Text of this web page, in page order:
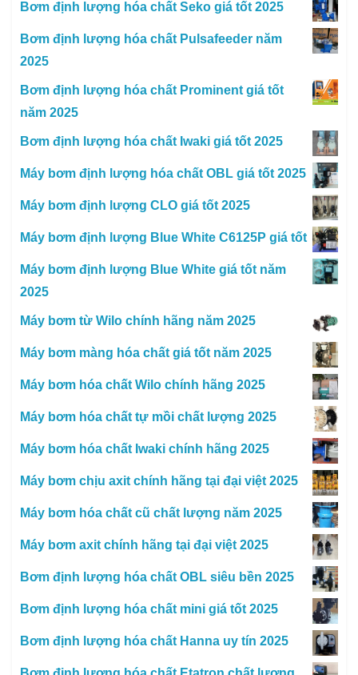
Bơm định lượng hóa chất Seko giá tốt 2025
Bơm định lượng hóa chất Pulsafeeder năm
2025
Bơm định lượng hóa chất Prominent giá tốt
năm 2025
Bơm định lượng hóa chất Iwaki giá tốt 2025
Máy bơm định lượng hóa chất OBL giá tốt 2025
Máy bơm định lượng CLO giá tốt 2025
Máy bơm định lượng Blue White C6125P giá tốt
Máy bơm định lượng Blue White giá tốt năm
2025
Máy bơm từ Wilo chính hãng năm 2025
Máy bơm màng hóa chất giá tốt năm 2025
Máy bơm hóa chất Wilo chính hãng 2025
Máy bơm hóa chất tự mồi chất lượng 2025
Máy bơm hóa chất Iwaki chính hãng 2025
Máy bơm chịu axit chính hãng tại đại việt 2025
Máy bơm hóa chất cũ chất lượng năm 2025
Máy bơm axit chính hãng tại đại việt 2025
Bơm định lượng hóa chất OBL siêu bền 2025
Bơm định lượng hóa chất mini giá tốt 2025
Bơm định lượng hóa chất Hanna uy tín 2025